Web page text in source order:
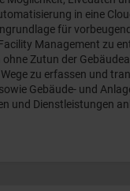
in eine
für
Management zu
ohne Zutun der
zu erfassen und
Gebäude- und
und Dienstleistungen